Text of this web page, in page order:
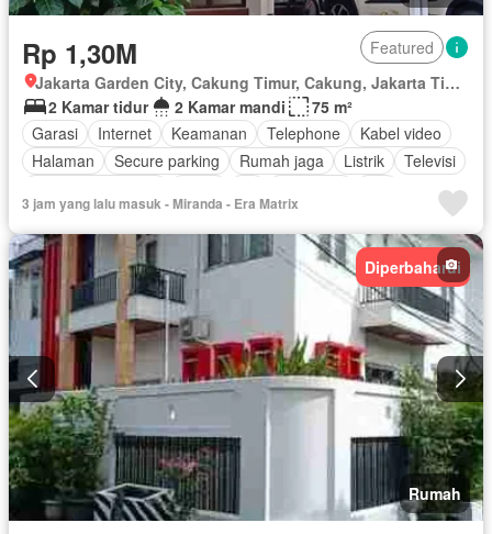
Rp 1,30M
Featured
Jakarta Garden City, Cakung Timur, Cakung, Jakarta Timur, Daerah Khusus Ibukota Jakarta
2 Kamar tidur
2 Kamar mandi
75 m²
Garasi
Internet Keamanan Telephone
Kabel video
Halaman
Secure parking Rumah jaga Listrik
Televisi
Pemandangan panorama
Cctv Tanpa perabotan
3 jam yang lalu masuk - Miranda - Era Matrix
Diperbaharui
Rumah